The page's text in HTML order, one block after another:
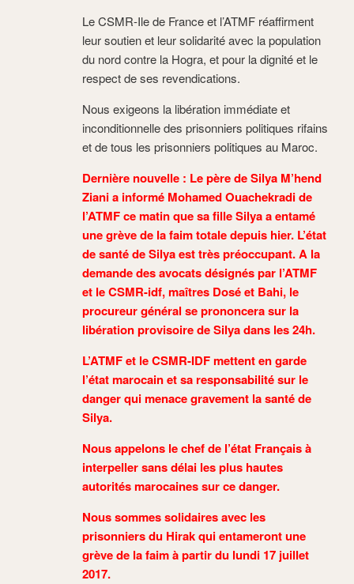
Le CSMR-Ile de France et l’ATMF réaffirment
leur soutien et leur solidarité avec la population
du nord contre la Hogra, et pour la dignité et le
respect de ses revendications.
Nous exigeons la libération immédiate et
inconditionnelle des prisonniers politiques rifains
et de tous les prisonniers politiques au Maroc.
Dernière nouvelle : Le père de Silya M’hend
Ziani a informé Mohamed Ouachekradi de
l’ATMF ce matin que sa fille Silya a entamé
une grève de la faim totale depuis hier. L’état
de santé de Silya est très préoccupant. A la
demande des avocats désignés par l’ATMF
et le CSMR-idf, maîtres Dosé et Bahi, le
procureur général se prononcera sur la
libération provisoire de Silya dans les 24h.
L’ATMF et le CSMR-IDF mettent en garde
l’état marocain et sa responsabilité sur le
danger qui menace gravement la santé de
Silya.
Nous appelons le chef de l’état Français à
interpeller sans délai les plus hautes
autorités marocaines sur ce danger.
Nous sommes solidaires avec les
prisonniers du Hirak qui entameront une
grève de la faim à partir du lundi 17 juillet
2017.